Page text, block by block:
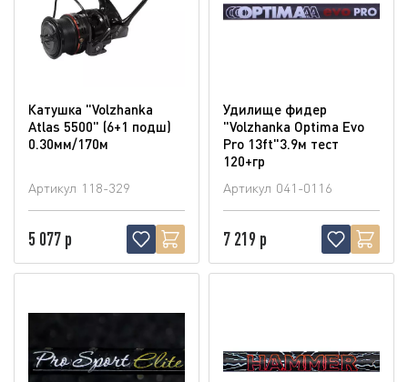
Катушка "Volzhanka
Atlas 5500" (6+1 подш)
0.30мм/170м
Артикул 118-329
5 077 р
Удилище фидер
"Volzhanka Optima Evo
Pro 13ft"3.9м тест
120+гр
Артикул 041-0116
7 219 р